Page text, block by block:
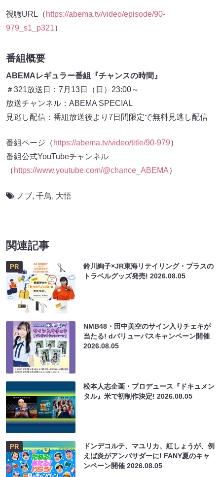
視聴URL（ https://abema.tv/video/episode/90-
979_s1_p321）
番組概要
ABEMAレギュラー番組『チャンスの時間』
＃321放送日：7月13日（日）23:00～
放送チャンネル：ABEMA SPECIAL
見逃し配信：番組放送後より7日間限定で無料見逃し配信
番組ページ（ https://abema.tv/video/title/90-979）
番組公式YouTubeチャンネル
（ https://www.youtube.com/@chance_ABEMA）
ノブ, 千鳥, 大悟
関連記事
PR
鈴川絢子×JR東海リテイリング・プラスの
トラベルグッズ発売!2026.08.05
NMB48・田中美空のサイン入りチェキが
当たる! dバリューパスキャンペーン開催
2026.08.05
松本人志企画・プロデュース『ドキュメン
タル』米で初制作決定!2026.08.05
PR
ドンデコルテ、マユリカ、紅しょうが、例
えば炎がアンバサダーに! FANY夏のキャ
ンペーン開催2026.08.05